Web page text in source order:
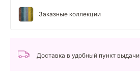
Заказные коллекции
Доставка в удобный пункт выдачи